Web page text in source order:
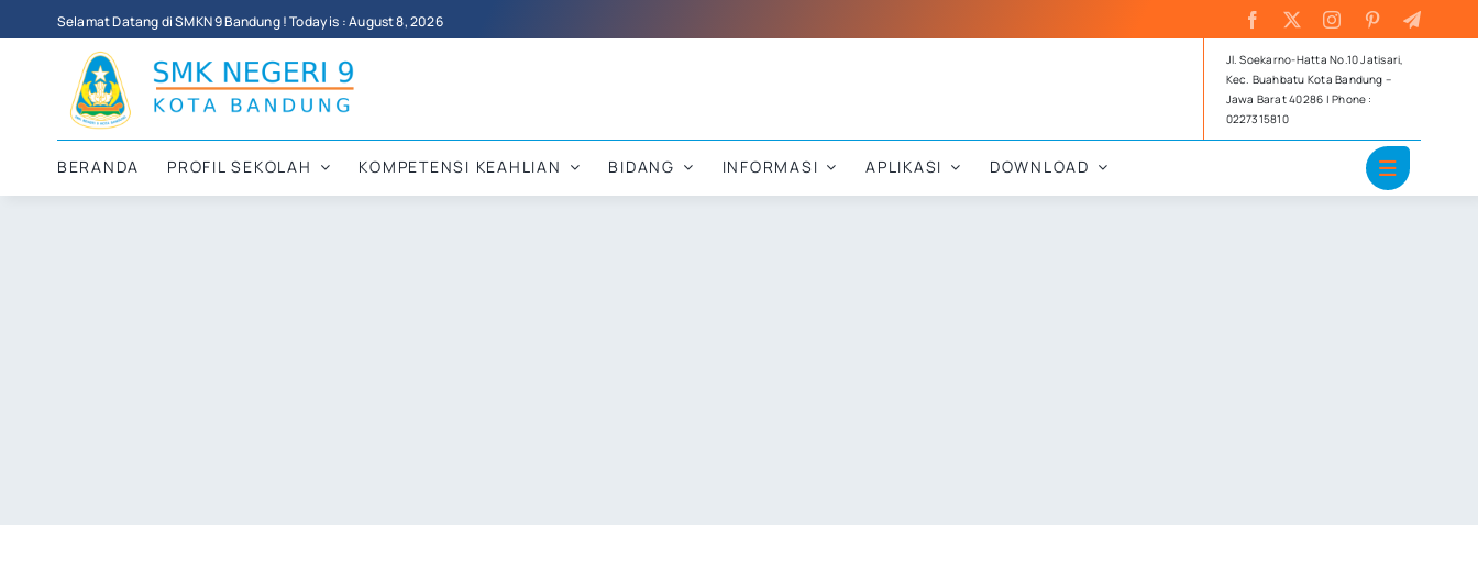
to
Selamat Datang di SMKN 9 Bandung ! Today is : August 8, 2026
Jl. Soekarno-Hatta No.10 Jatisari,
Kec. Buahbatu Kota Bandung –
Jawa Barat 40286 | Phone :
0227315810
BERANDA PROFIL SEKOLAH KOMPETENSI KEAHLIAN BIDANG INFORMASI APLIKASI DOWNLOAD